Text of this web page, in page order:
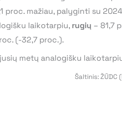
proc. mažiau, palyginti su
laikotarpiu, rugių – 81,7
(-32,7 proc.).
metų analogišku
Šaltinis: ŽŪDC